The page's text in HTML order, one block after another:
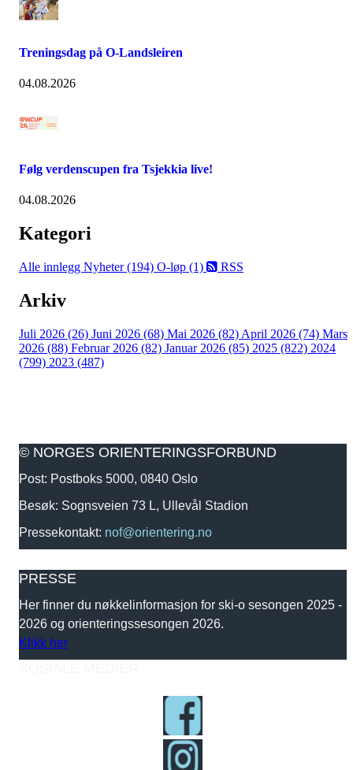
Treningsdag på O-Landsleiren
04.08.2026
Følg verdenscupen fra Tsjekkia live!
04.08.2026
Kategori
Alle innlegg Nyheter (194) O-løp (1) RSS
Arkiv
Juli 2026 (26) Juni 2026 (68) Mai 2026 (82) April 2026 (74) Mars
2026 (88) Februar 2026 (82) Januar 2026 (85) 2025 (822) 2024
(799) 2023 (487)
© NORGES ORIENTERINGSFORBUND
Post: Postboks 5000, 0840 Oslo
Besøk: Sognsveien 73 L, Ullevål Stadion
Pressekontakt: nof@orientering.no
PRESSE
Her finner du nøkkelinformasjon for ski-o sesongen 2025 -
2026 og orienteringssesongen 2026.
Klikk her